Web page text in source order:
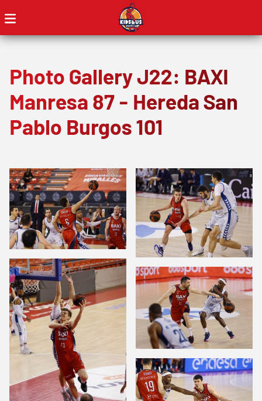
Photo Gallery J22: BAXI
Manresa 87 - Hereda San
Pablo Burgos 101